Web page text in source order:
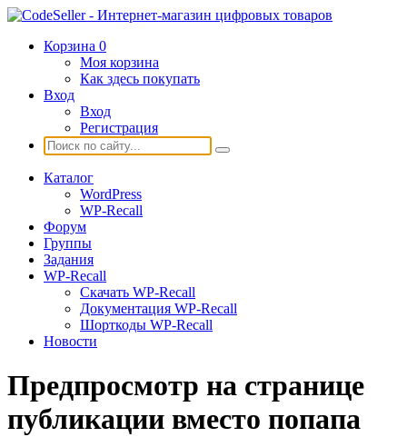
Корзина 0
Моя корзина
Как здесь покупать
Вход
Вход
Регистрация
Каталог
WordPress
WP-Recall
Форум
Группы
Задания
WP-Recall
Скачать WP-Recall
Документация WP-Recall
Шорткоды WP-Recall
Новости
Предпросмотр на странице
публикации вместо попапа